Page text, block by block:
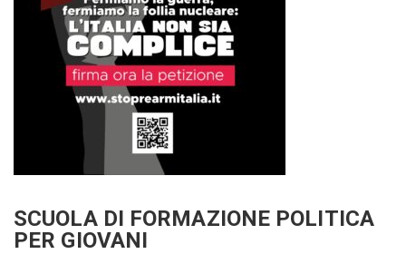
SCUOLA DI FORMAZIONE POLITICA
PER GIOVANI